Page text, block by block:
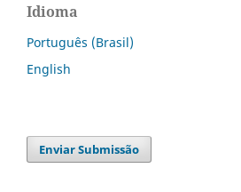
Idioma
Português (Brasil)
English
Enviar Submissão